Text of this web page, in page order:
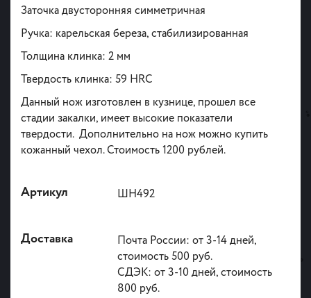
Заточка двусторонняя симметричная
Ручка: карельская береза, стабилизированная
Толщина клинка: 2 мм
Твердость клинка: 59 HRC
Данный нож изготовлен в кузнице, прошел все
стадии закалки, имеет высокие показатели
твердости. Дополнительно на нож можно купить
кожанный чехол. Стоимость 1200 рублей.
Артикул ШН492
Доставка
Почта России: от 3-14 дней,
стоимость 500 руб.
СДЭК: от 3-10 дней, стоимость
800 руб.